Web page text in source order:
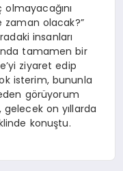
zaman olacak?”
insanları
tamamen bir
ziyaret edip
isterim, bununla
görüyorum
on yıllarda
konuştu.